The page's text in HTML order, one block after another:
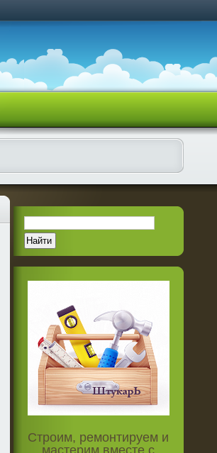
Строим, ремонтируем и
мастерим вместе с